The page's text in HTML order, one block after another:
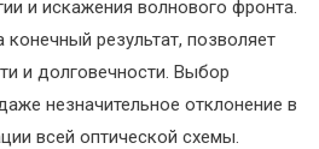
и искажения волнового фронта.
результат, позволяет
и долговечности. Выбор
незначительное отклонение в
всей оптической схемы.